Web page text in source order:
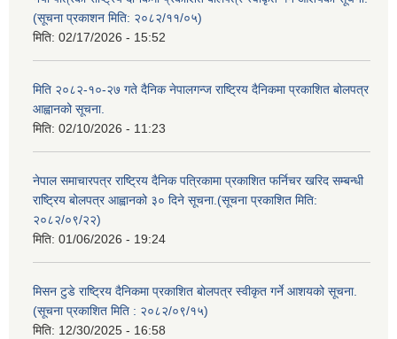
(सूचना प्रकाशन मिति: २०८२/११/०५)
मिति: 02/17/2026 - 15:52
मिति २०८२-१०-२७ गते दैनिक नेपालगन्ज राष्ट्रिय दैनिकमा प्रकाशित बोलपत्र
आह्वानको सूचना.
मिति: 02/10/2026 - 11:23
नेपाल समाचारपत्र राष्ट्रिय दैनिक पत्रिकामा प्रकाशित फर्निचर खरिद सम्बन्धी
राष्ट्रिय बोलपत्र आह्वानको ३० दिने सूचना.(सूचना प्रकाशित मिति:
२०८२/०९/२२)
मिति: 01/06/2026 - 19:24
मिसन टुडे राष्ट्रिय दैनिकमा प्रकाशित बोलपत्र स्वीकृत गर्ने आशयको सूचना.
(सूचना प्रकाशित मिति : २०८२/०९/१५)
मिति: 12/30/2025 - 16:58